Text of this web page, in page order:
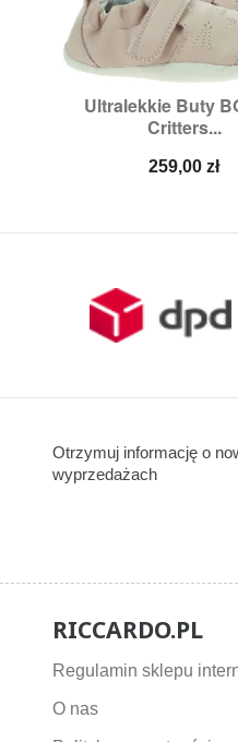
Ultralekkie Buty
Critters...
Cena
259,00 zł
Szybki
Rozmiary:21,
Otrzymuj informację o
wyprzedażach
RICCARDO.PL
Regulamin sklepu
O nas